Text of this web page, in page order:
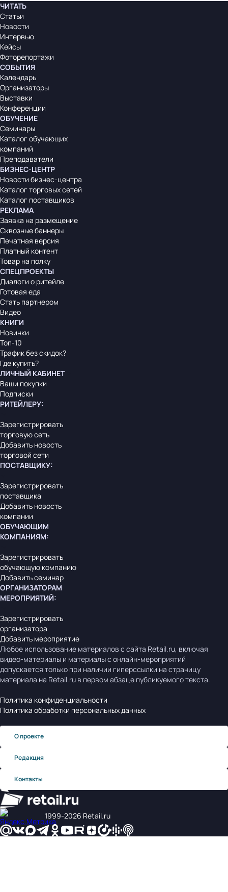
ЧИТАТЬ
Статьи
Новости
Интервью
Кейсы
Фоторепортажи
СОБЫТИЯ
Календарь
Организаторы
Выставки
Конференции
ОБУЧЕНИЕ
Семинары
Каталог обучающих
компаний
Преподаватели
БИЗНЕС-ЦЕНТР
Новости бизнес-центра
Каталог торговых сетей
Каталог поставщиков
РЕКЛАМА
Заявка на размещение
Сквозные баннеры
Печатная версия
Платный контент
Товар на полку
СПЕЦПРОЕКТЫ
Диалоги о ритейле
Готовая еда
Стать партнером
Видео
КНИГИ
Новинки
Топ-10
Трафик без скидок?
Где купить?
ЛИЧНЫЙ КАБИНЕТ
Ваши покупки
Подписки
РИТЕЙЛЕРУ:
Зарегистрировать
торговую сеть
Добавить новость
торговой сети
ПОСТАВЩИКУ:
Зарегистрировать
поставщика
Добавить новость
компании
ОБУЧАЮЩИМ
КОМПАНИЯМ:
Зарегистрировать
обучающую компанию
Добавить семинар
ОРГАНИЗАТОРАМ
МЕРОПРИЯТИЙ:
Зарегистрировать
организатора
Добавить мероприятие
Любое использование материалов с сайта Retail.ru, включая
видео-материалы и материалы с онлайн-мероприятий
допускается только при наличии гиперссылки на страницу
материала на Retail.ru в первом абзаце публикуемого текста.
Политика конфиденциальности
Политика обработки персональных данных
О проекте
Редакция
Контакты
1999‑2026 Retail.ru